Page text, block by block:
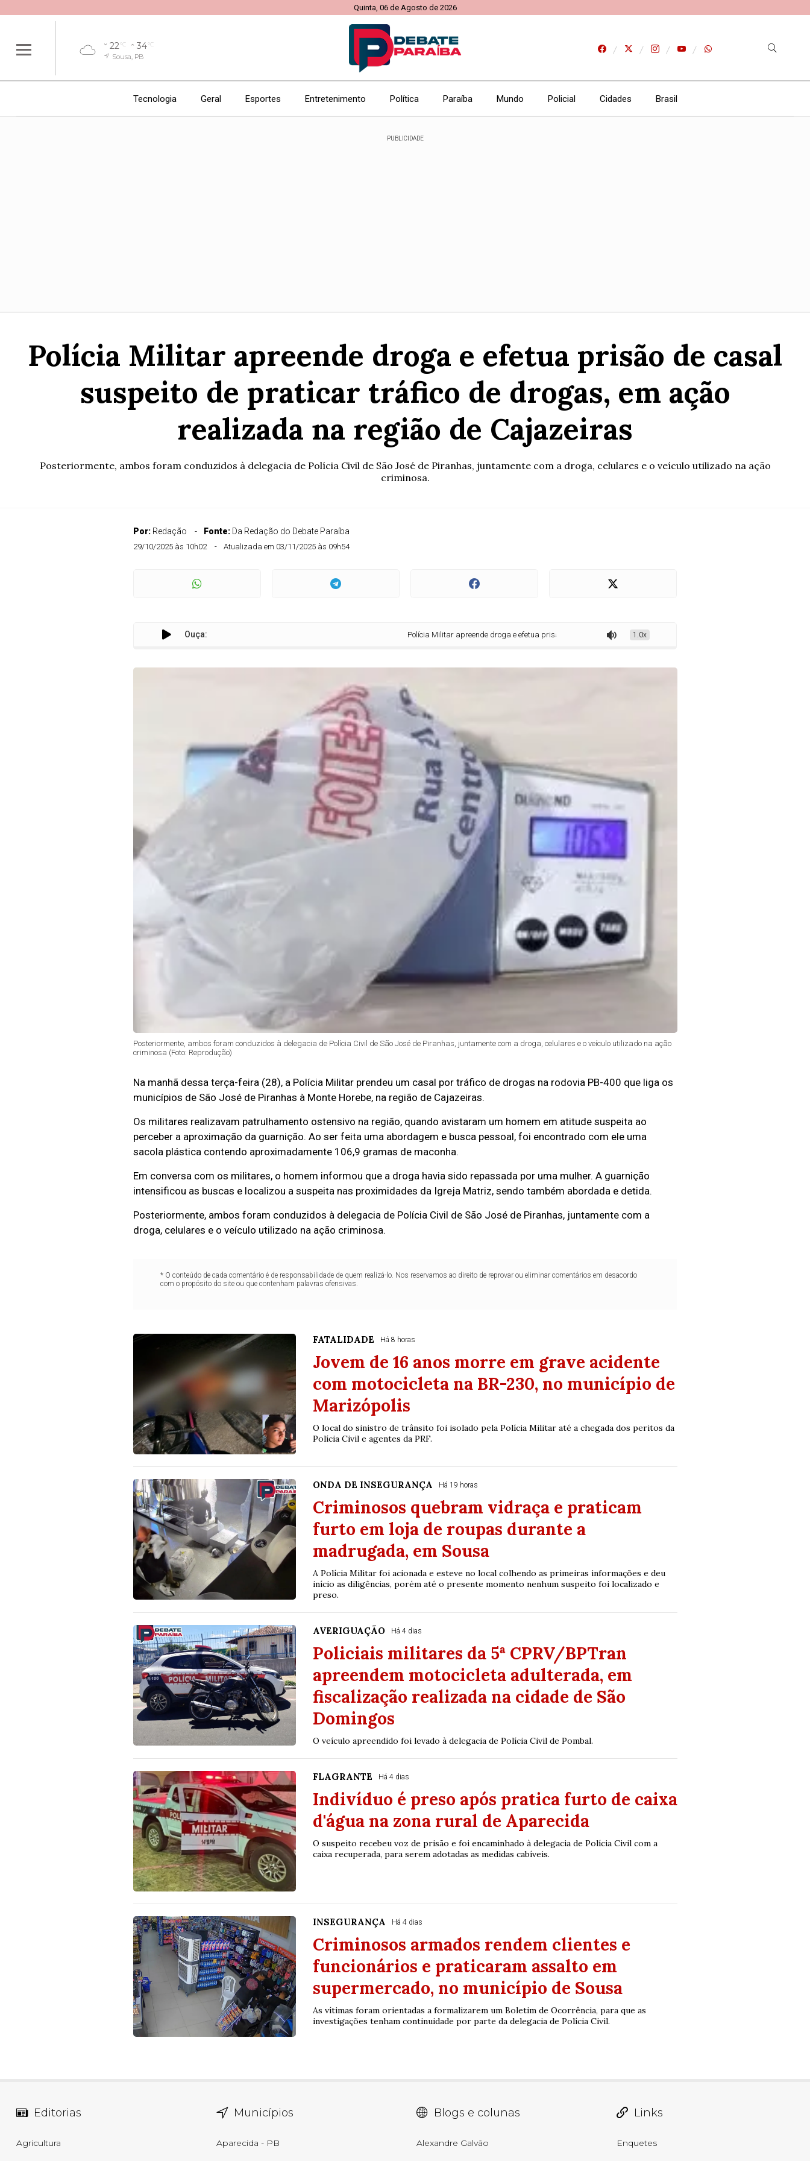
Quinta, 06 de Agosto de 2026
22°C 34°C
Sousa, PB
Tecnologia Geral Esportes Entretenimento Política Paraíba Mundo Policial Cidades Brasil
PUBLICIDADE
Polícia Militar apreende droga e efetua prisão de casal
suspeito de praticar tráfico de drogas, em ação
realizada na região de Cajazeiras
Posteriormente, ambos foram conduzidos à delegacia de Polícia Civil de São José de Piranhas, juntamente com a droga, celulares e o veículo utilizado na ação
criminosa.
Por: Redação Fonte: Da Redação do Debate Paraíba
29/10/2025 às 10h02 Atualizada em 03/11/2025 às 09h54
Ouça: Polícia Militar apreende droga e efetua prisão de casal suspeito de praticar tráfico de drogas, em ação realizada na região
1.0x
Posteriormente, ambos foram conduzidos à delegacia de Polícia Civil de São José de Piranhas, juntamente com a droga, celulares e o veículo utilizado na ação
criminosa (Foto: Reprodução)
Na manhã dessa terça-feira (28), a Polícia Militar prendeu um casal por tráfico de drogas na rodovia PB-400 que liga os
municípios de São José de Piranhas à Monte Horebe, na região de Cajazeiras.
Os militares realizavam patrulhamento ostensivo na região, quando avistaram um homem em atitude suspeita ao
perceber a aproximação da guarnição. Ao ser feita uma abordagem e busca pessoal, foi encontrado com ele uma
sacola plástica contendo aproximadamente 106,9 gramas de maconha.
Em conversa com os militares, o homem informou que a droga havia sido repassada por uma mulher. A guarnição
intensificou as buscas e localizou a suspeita nas proximidades da Igreja Matriz, sendo também abordada e detida.
Posteriormente, ambos foram conduzidos à delegacia de Polícia Civil de São José de Piranhas, juntamente com a
droga, celulares e o veículo utilizado na ação criminosa.
* O conteúdo de cada comentário é de responsabilidade de quem realizá-lo. Nos reservamos ao direito de reprovar ou eliminar comentários em desacordo
com o propósito do site ou que contenham palavras ofensivas.
FATALIDADE Há 8 horas
Jovem de 16 anos morre em grave acidente
com motocicleta na BR-230, no município de
Marizópolis
O local do sinistro de trânsito foi isolado pela Polícia Militar até a chegada dos peritos da
Polícia Civil e agentes da PRF.
ONDA DE INSEGURANÇA Há 19 horas
Criminosos quebram vidraça e praticam
furto em loja de roupas durante a
madrugada, em Sousa
A Polícia Militar foi acionada e esteve no local colhendo as primeiras informações e deu
início as diligências, porém até o presente momento nenhum suspeito foi localizado e
preso.
AVERIGUAÇÃO Há 4 dias
Policiais militares da 5ª CPRV/BPTran
apreendem motocicleta adulterada, em
fiscalização realizada na cidade de São
Domingos
O veículo apreendido foi levado à delegacia de Polícia Civil de Pombal.
FLAGRANTE Há 4 dias
Indivíduo é preso após pratica furto de caixa
d'água na zona rural de Aparecida
O suspeito recebeu voz de prisão e foi encaminhado à delegacia de Polícia Civil com a
caixa recuperada, para serem adotadas as medidas cabíveis.
INSEGURANÇA Há 4 dias
Criminosos armados rendem clientes e
funcionários e praticaram assalto em
supermercado, no município de Sousa
As vítimas foram orientadas a formalizarem um Boletim de Ocorrência, para que as
investigações tenham continuidade por parte da delegacia de Polícia Civil.
Editorias
Agricultura
Municípios
Aparecida - PB
Blogs e colunas
Alexandre Galvão
Links
Enquetes